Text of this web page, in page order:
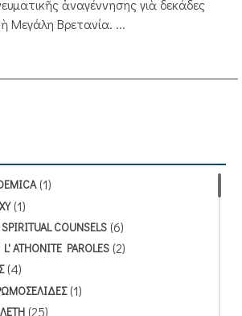
ἀναγέννησης γιὰ δεκάδες
Μεγάλη Βρετανία. ...
(1)
(1)
COUNSELS (6)
ATHONITE PAROLES (2)
(4)
(1)
(25)